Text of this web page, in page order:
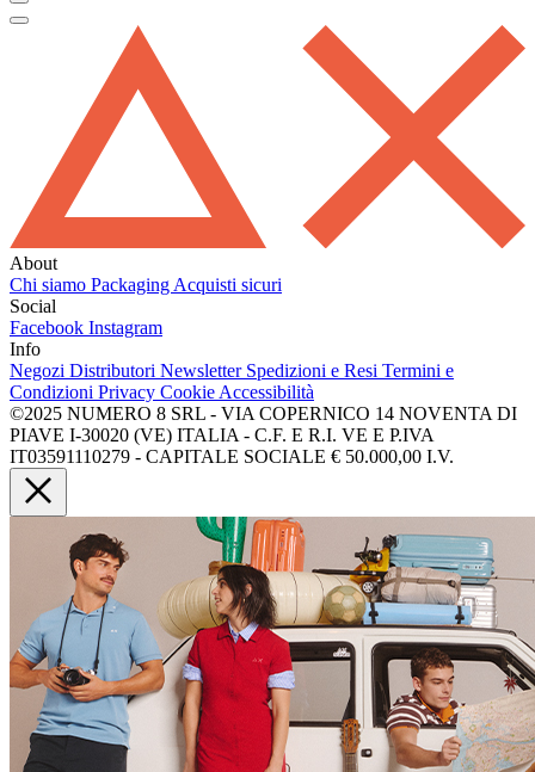
About
Chi siamo Packaging Acquisti sicuri
Social
Facebook Instagram
Info
Negozi Distributori Newsletter Spedizioni e Resi Termini e
Condizioni Privacy Cookie Accessibilità
©2025 NUMERO 8 SRL - VIA COPERNICO 14 NOVENTA DI
PIAVE I-30020 (VE) ITALIA - C.F. E R.I. VE E P.IVA
IT03591110279 - CAPITALE SOCIALE € 50.000,00 I.V.